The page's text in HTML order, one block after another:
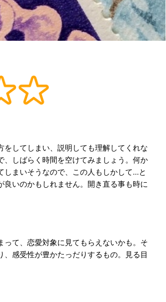
してしまい、説明しても理解してくれな
しばらく時間を空けてみましょう。何か
まいそうなので、この人もしかして...と
いのかもしれません。開き直る事も時に
て、恋愛対象に見てもらえないかも。そ
感受性が豊かたっだりするもの。見る目